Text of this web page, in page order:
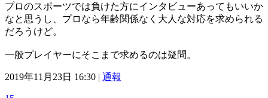
プロのスポーツでは負けた方にインタビューあってもいいか
なと思うし、プロなら年齢関係なく大人な対応を求められる
だろうけど。
一般プレイヤーにそこまで求めるのは疑問。
2019年11月23日 16:30 | 通報